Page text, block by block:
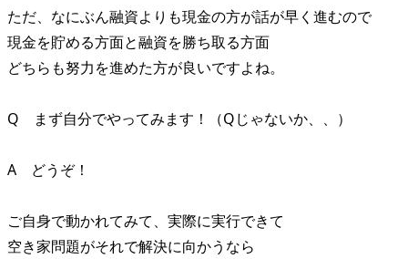
ただ、なにぶん融資よりも現金の方が話が早く進むので
現金を貯める方面と融資を勝ち取る方面
どちらも努力を進めた方が良いですよね。
Q まず自分でやってみます！（Qじゃないか、、）
A どうぞ！
ご自身で動かれてみて、実際に実行できて
空き家問題がそれで解決に向かうなら